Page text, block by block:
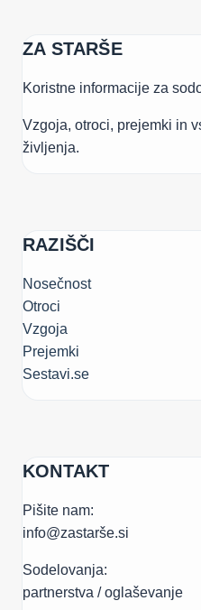
ZA STARŠE
Koristne informacije za
Vzgoja, otroci, prejemki in
življenja.
RAZIŠČI
Nosečnost
Otroci
Vzgoja
Prejemki
Sestavi.se
KONTAKT
Pišite nam:
info@zastarše.si
Sodelovanja:
partnerstva / oglaševanje